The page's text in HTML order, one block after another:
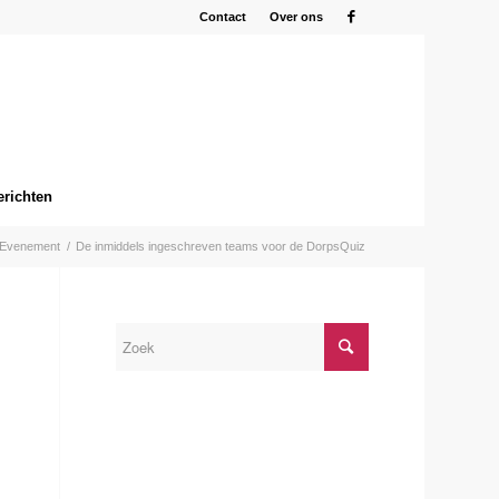
Contact Over ons
/ De inmiddels ingeschreven teams voor de DorpsQuiz